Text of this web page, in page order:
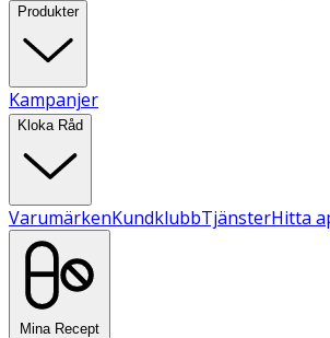
Produkter
Kampanjer
Kloka Råd
VarumärkenKundklubbTjänsterHitta
Mina Recept